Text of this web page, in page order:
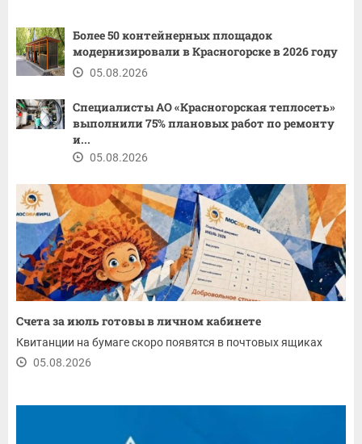
Более 50 контейнерных площадок
модернизировали в Красногорске в 2026 году
05.08.2026
Специалисты АО «Красногорская теплосеть»
выполнили 75% плановых работ по ремонту
и...
05.08.2026
Счета за июль готовы в личном кабинете
Квитанции на бумаге скоро появятся в почтовых ящиках
05.08.2026